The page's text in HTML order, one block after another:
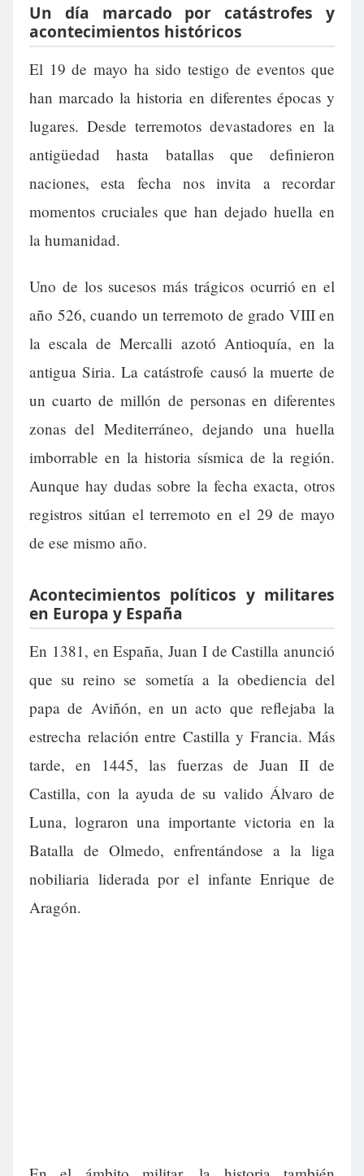
Un día marcado por catástrofes y
acontecimientos históricos
El 19 de mayo ha sido testigo de eventos que
han marcado la historia en diferentes épocas y
lugares. Desde terremotos devastadores en la
antigüedad hasta batallas que definieron
naciones, esta fecha nos invita a recordar
momentos cruciales que han dejado huella en
la humanidad.
Uno de los sucesos más trágicos ocurrió en el
año 526, cuando un terremoto de grado VIII en
la escala de Mercalli azotó Antioquía, en la
antigua Siria. La catástrofe causó la muerte de
un cuarto de millón de personas en diferentes
zonas del Mediterráneo, dejando una huella
imborrable en la historia sísmica de la región.
Aunque hay dudas sobre la fecha exacta, otros
registros sitúan el terremoto en el 29 de mayo
de ese mismo año.
Acontecimientos políticos y militares
en Europa y España
En 1381, en España, Juan I de Castilla anunció
que su reino se sometía a la obediencia del
papa de Aviñón, en un acto que reflejaba la
estrecha relación entre Castilla y Francia. Más
tarde, en 1445, las fuerzas de Juan II de
Castilla, con la ayuda de su valido Álvaro de
Luna, lograron una importante victoria en la
Batalla de Olmedo, enfrentándose a la liga
nobiliaria liderada por el infante Enrique de
Aragón.